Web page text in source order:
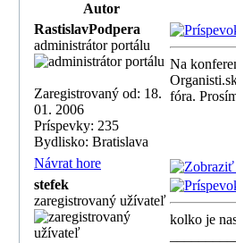
Autor
RastislavPodpera
administrátor portálu
Zaregistrovaný od: 18.
01. 2006
Príspevky: 235
Bydlisko: Bratislava
Na
fóra.
Návrat hore
stefek
zaregistrovaný užívateľ
kolko je